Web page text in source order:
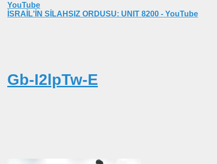
YouTube
İSRAİL'İN SİLAHSIZ ORDUSU: UNIT 8200 - YouTube
Gb-I2lpTw-E